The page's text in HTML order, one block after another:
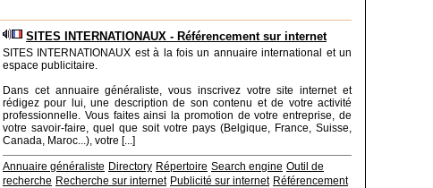
SITES INTERNATIONAUX - Référencement sur internet
SITES INTERNATIONAUX est à la fois un annuaire international et un
espace publicitaire.
Dans cet annuaire généraliste, vous inscrivez votre site internet et
rédigez pour lui, une description de son contenu et de votre activité
professionnelle. Vous faites ainsi la promotion de votre entreprise, de
votre savoir-faire, quel que soit votre pays (Belgique, France, Suisse,
Canada, Maroc...), votre [...]
Annuaire généraliste Directory Répertoire Search engine Outil de
recherche Recherche sur internet Publicité sur internet Référencement